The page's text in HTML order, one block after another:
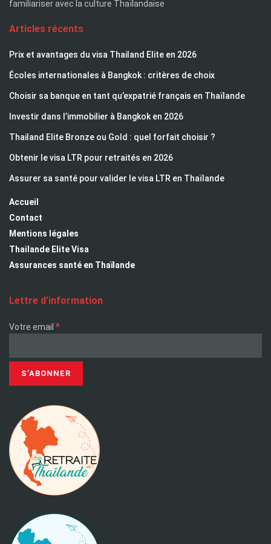
familiariser avec la culture Thaïlandaise
Articles récents
Prix et avantages du visa Thailand Elite en 2026
Écoles internationales à Bangkok : critères de choix
Choisir sa banque en tant qu’expatrié français en Thaïlande
Investir dans l’immobilier à Bangkok en 2026
Thailand Elite Bronze ou Gold : quel forfait choisir ?
Obtenir le visa LTR pour retraités en 2026
Assurer sa santé pour valider le visa LTR en Thaïlande
Accueil
Contact
Mentions légales
Thailande Elite Visa
Assurances santé en Thaïlande
Lettre d’information
Votre email *